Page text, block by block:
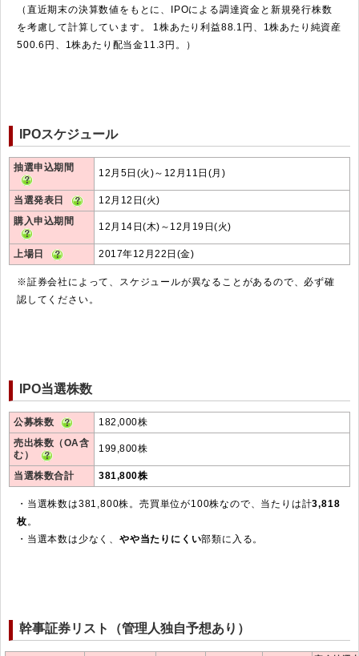
（直近期末の決算数値をもとに、IPOによる調達資金と新規発行株数
を考慮して計算しています。 1株あたり利益88.1円、1株あたり純資産
500.6円、1株あたり配当金11.3円。）
IPOスケジュール
抽選申込期間 12月5日(火)～12月11日(月)
当選発表日
12月12日(火)
購入申込期間
12月14日(木)～12月19日(火)
上場日 2017年12月22日(金)
※証券会社によって、スケジュールが異なることがあるので、必ず確
認してください。
IPO当選株数
公募株数
182,000株
売出株数（OA含
む）
199,800株
当選株数合計 381,800株
・当選株数は381,800株。売買単位が100株なので、当たりは計3,818
枚。
・当選本数は少なく、 やや当たりにくい部類に入る。
幹事証券リスト（管理人独自予想あり）